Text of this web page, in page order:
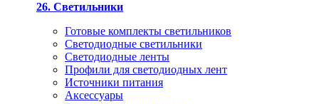
26. Светильники
Готовые комплекты светильников
Светодиодные светильники
Светодиодные ленты
Профили для светодиодных лент
Источники питания
Аксессуары